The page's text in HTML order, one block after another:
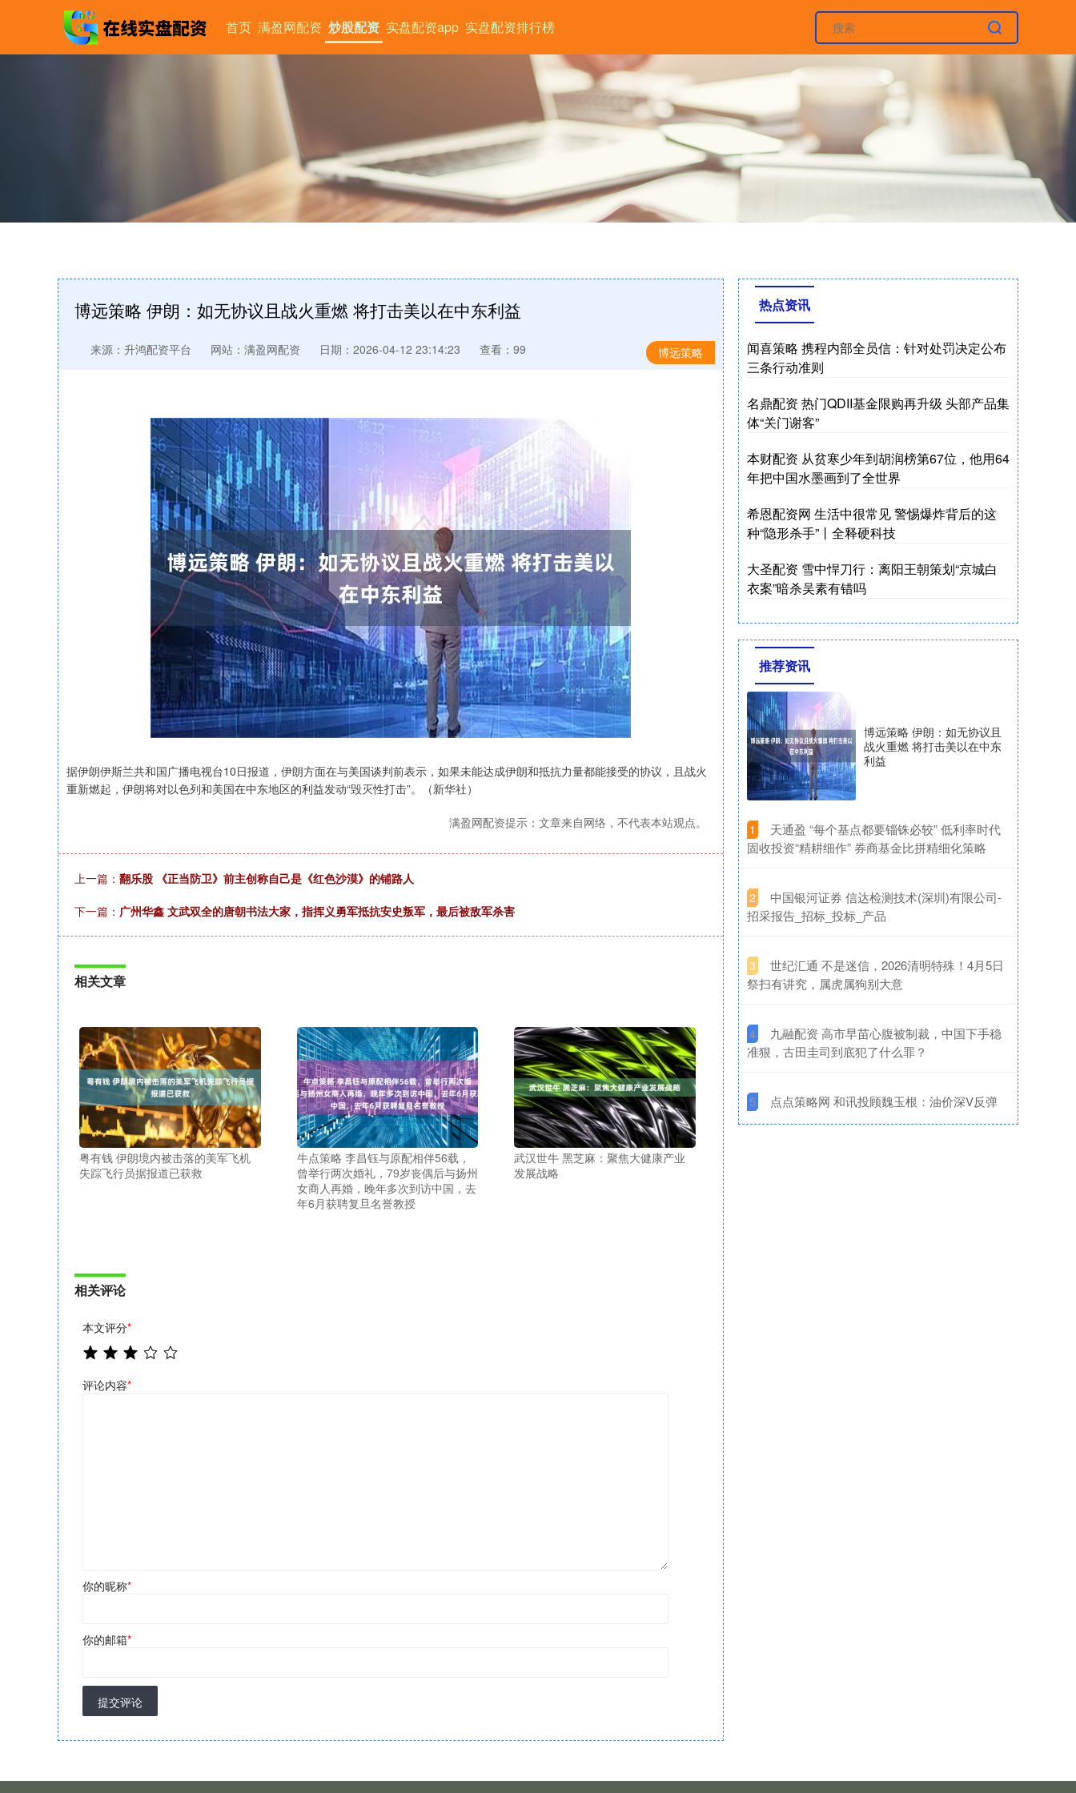
首页 满盈网配资 炒股配资 实盘配资app 实盘配资排行榜
博远策略 伊朗：如无协议且战火重燃 将打击美以在中东利益
博远策略
来源：升鸿配资平台 网站：满盈网配资 日期：2026-04-12 23:14:23 查看：99
据伊朗伊斯兰共和国广播电视台10日报道，伊朗方面在与美国谈判前表示，如果未能达成伊朗和抵抗力量都能接受的协议，且战火
重新燃起，伊朗将对以色列和美国在中东地区的利益发动“毁灭性打击”。（新华社）
满盈网配资提示：文章来自网络，不代表本站观点。
上一篇： 翻乐股 《正当防卫》前主创称自己是《红色沙漠》的铺路人
下一篇： 广州华鑫 文武双全的唐朝书法大家，指挥义勇军抵抗安史叛军，最后被敌军杀害
相关文章
粤有钱 伊朗境内被击落的美军飞机
失踪飞行员据报道已获救
牛点策略 李昌钰与原配相伴56载，
曾举行两次婚礼，79岁丧偶后与扬州
女商人再婚，晚年多次到访中国，去
年6月获聘复旦名誉教授
武汉世牛 黑芝麻：聚焦大健康产业
发展战略
相关评论
本文评分*
评论内容*
你的昵称*
你的邮箱*
提交评论
热点资讯
闻喜策略 携程内部全员信：针对处罚决定公布
三条行动准则
名鼎配资 热门QDII基金限购再升级 头部产品集
体“关门谢客”
本财配资 从贫寒少年到胡润榜第67位，他用64
年把中国水墨画到了全世界
希恩配资网 生活中很常见 警惕爆炸背后的这
种“隐形杀手”丨全释硬科技
大圣配资 雪中悍刀行：离阳王朝策划“京城白
衣案”暗杀吴素有错吗
推荐资讯
博远策略 伊朗：如无协议且
战火重燃 将打击美以在中东
利益
1
​天通盈 “每个基点都要锱铢必较” 低利率时代
固收投资“精耕细作” 券商基金比拼精细化策略
2
​中国银河证券 信达检测技术(深圳)有限公司-
招采报告_招标_投标_产品
3
​世纪汇通 不是迷信，2026清明特殊！4月5日
祭扫有讲究，属虎属狗别大意
4
​九融配资 高市早苗心腹被制裁，中国下手稳
准狠，古田圭司到底犯了什么罪？
5 ​点点策略网 和讯投顾魏玉根：油价深V反弹